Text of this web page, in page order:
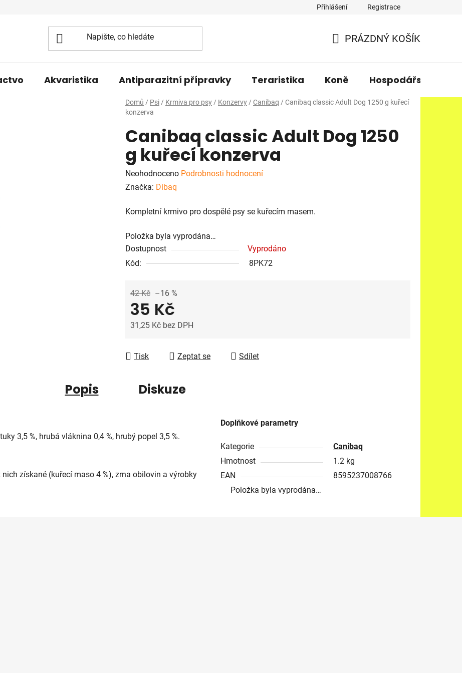
Přihlášení Registrace
KOŠÍK
PRÁZDNÝ KOŠÍK
Akvaristika Antiparazitní přípravky Teraristika Koně Hospodářská
Domů / Psi / Krmiva pro psy / Konzervy / Canibaq / Canibaq classic Adult Dog 1250 g kuřecí
konzerva
Canibaq classic Adult Dog 1250
g kuřecí konzerva
Průměrné
hodnocení
je
z
5
hvězdiček.
Neohodnoceno Podrobnosti hodnocení
Značka: Dibaq
Kompletní krmivo pro dospělé psy se kuřecím masem.
Položka byla vyprodána…
Dostupnost
Vyprodáno
Kód:
8PK72
42 Kč –16 %
35 Kč
31,25 Kč bez DPH
Tisk
Zeptat se Sdílet
Popis Diskuze
3,5 %, hrubá vláknina 0,4 %, hrubý popel 3,5 %.
získané (kuřecí maso 4 %), zrna obilovin a výrobky
Doplňkové parametry
Kategorie
Canibaq
Hmotnost
1.2 kg
EAN
8595237008766
Položka byla vyprodána…